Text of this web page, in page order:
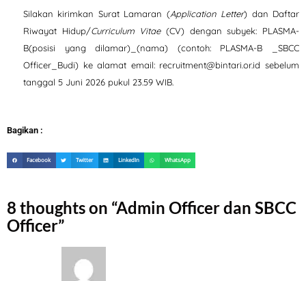
Silakan kirimkan Surat Lamaran (Application Letter) dan Daftar
Riwayat Hidup/Curriculum Vitae(CV) dengan subyek: PLASMA-
B(posisi yang dilamar)_(nama) (contoh: PLASMA-B _SBCC
Officer_Budi) ke alamat email: recruitment@bintari.or.id sebelum
tanggal 5 Juni 2026 pukul 23.59 WIB.
Bagikan :
Facebook Twitter LinkedIn WhatsApp
8 thoughts on “Admin Officer dan SBCC
Officer”